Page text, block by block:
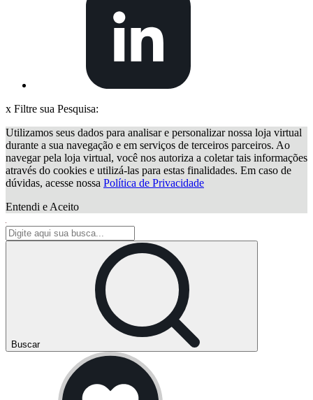
x Filtre sua Pesquisa:
Utilizamos seus dados para analisar e personalizar nossa loja virtual
durante a sua navegação e em serviços de terceiros parceiros. Ao
navegar pela loja virtual, você nos autoriza a coletar tais informações
através do cookies e utilizá-las para estas finalidades. Em caso de
dúvidas, acesse nossa Política de Privacidade
Entendi e Aceito
Buscar